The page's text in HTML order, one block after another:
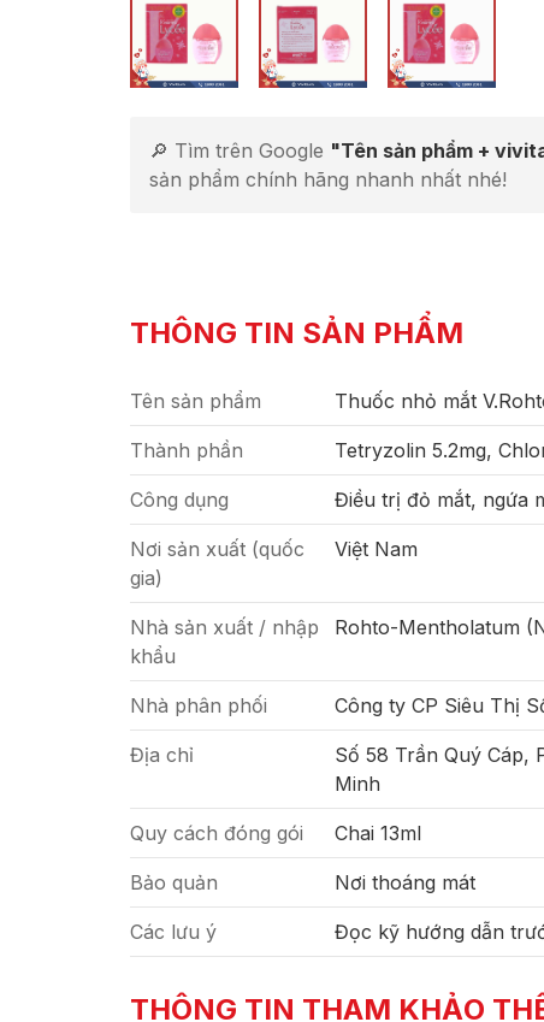
🔎 Tìm trên Google "Tên sản phẩm +
sản phẩm chính hãng nhanh nhất nhé!
THÔNG TIN SẢN PHẨM
Tên sản phẩm Thuốc nhỏ mắt
Thành phần Tetryzolin 5.2mg,
Công dụng Điều trị đỏ mắt, ngứa
Nơi sản xuất (quốc
gia)
Việt Nam
Nhà sản xuất / nhập
khẩu
Rohto-Mentholatum
Nhà phân phối Công ty CP Siêu Thị
Địa chỉ
Số 58 Trần Quý Cáp,
Minh
Quy cách đóng gói Chai 13ml
Bảo quản Nơi thoáng mát
Các lưu ý Đọc kỹ hướng dẫn
THÔNG TIN THAM KHẢO